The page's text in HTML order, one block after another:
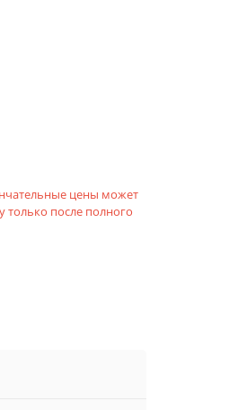
цены может
после полного